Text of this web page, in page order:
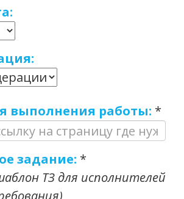
выполнения работы: *
задание: *
ТЗ для исполнителей